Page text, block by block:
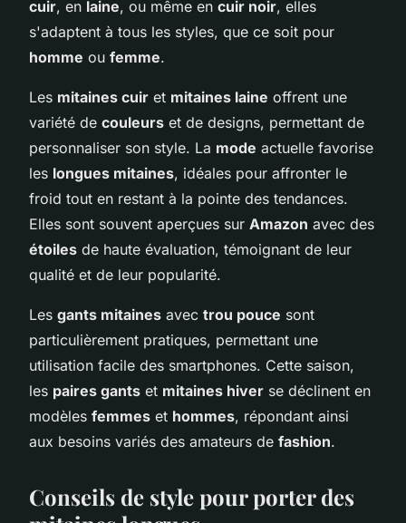
cuir, en laine, ou même en cuir noir, elles
s'adaptent à tous les styles, que ce soit pour
homme ou femme.
Les mitaines cuir et mitaines laine offrent une
variété de couleurs et de designs, permettant de
personnaliser son style. La mode actuelle favorise
les longues mitaines, idéales pour affronter le
froid tout en restant à la pointe des tendances.
Elles sont souvent aperçues sur Amazon avec des
étoiles de haute évaluation, témoignant de leur
qualité et de leur popularité.
Les gants mitaines avec trou pouce sont
particulièrement pratiques, permettant une
utilisation facile des smartphones. Cette saison,
les paires gants et mitaines hiver se déclinent en
modèles femmes et hommes, répondant ainsi
aux besoins variés des amateurs de fashion.
Conseils de style pour porter des